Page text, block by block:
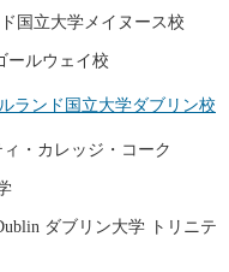
国立大学メイヌース校
ールウェイ校
ランド国立大学ダブリン校
・カレッジ・コーク
ダブリン大学 トリニテ